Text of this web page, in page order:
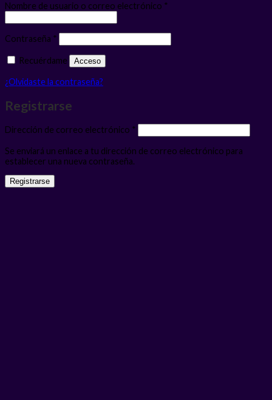
Nombre de usuario o correo electrónico *
Contraseña *
Recuérdame Acceso
¿Olvidaste la contraseña?
Registrarse
Dirección de correo electrónico *
Se enviará un enlace a tu dirección de correo electrónico para
establecer una nueva contraseña.
Registrarse